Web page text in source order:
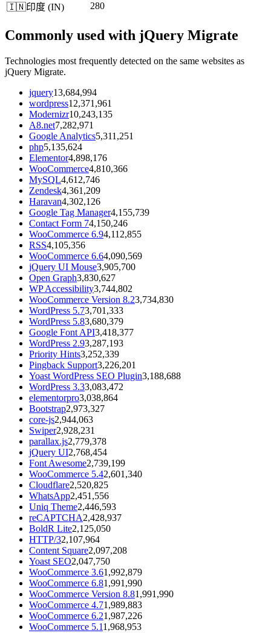
🇮🇳印度 (IN) 280
Commonly used with jQuery Migrate
Technologies most frequently detected on the same websites as
jQuery Migrate.
jquery13,684,994
wordpress12,371,961
Modernizr10,243,135
A8.net7,282,971
Google Analytics5,311,251
php5,135,624
Elementor4,898,176
WooCommerce4,810,366
MySQL4,612,746
Zendesk4,361,209
Haravan4,302,126
Google Tag Manager4,155,739
Contact Form 74,150,246
WooCommerce 6.94,112,855
RSS4,105,356
WooCommerce 6.64,090,569
jQuery UI Mouse3,905,700
Open Graph3,830,627
WP Accessibility3,744,802
WooCommerce Version 8.23,734,830
WordPress 5.73,701,333
WordPress 5.83,680,379
Google Font API3,418,377
WordPress 2.93,287,193
Priority Hints3,252,339
Pingback Support3,226,201
Yoast WordPress SEO Plugin3,188,688
WordPress 3.33,083,472
elementorpro3,038,864
Bootstrap2,973,327
core-js2,944,063
Swiper2,928,231
parallax.js2,779,378
jQuery UI2,768,454
Font Awesome2,739,199
WooCommerce 5.42,601,340
Cloudflare2,520,825
WhatsApp2,451,556
Uniq Theme2,446,593
reCAPTCHA2,428,937
BoldR Lite2,125,050
HTTP/32,107,964
Content Square2,097,208
Yoast SEO2,047,750
WooCommerce 3.61,992,879
WooCommerce 6.81,991,990
WooCommerce Version 8.81,991,990
WooCommerce 4.71,989,883
WooCommerce 6.21,987,226
WooCommerce 5.11,968,953